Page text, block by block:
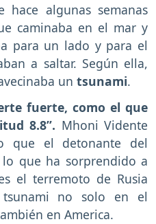
hace algunas semanas
caminaba en el mar y
para un lado y para el
a saltar. Según ella,
un tsunami.
fuerte, como el que
8.8”. Mhoni Vidente
que el detonante del
que ha sorprendido a
el terremoto de Rusia
no solo en el
en America.